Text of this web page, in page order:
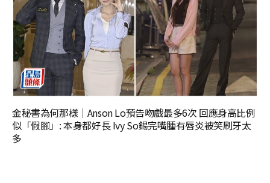
金秘書為何那樣｜Anson Lo預告吻戲最多6次 回應身高比例
似「假腳」: 本身都好長 Ivy So錫完嘴腫有唇炎被笑刷牙太
多